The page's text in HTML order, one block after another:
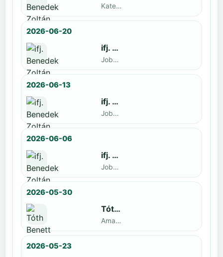
Kategoria1 neve · döntős: Lajkó Hunor
2026-06-20
ifj. Benedek Zoltán
Jobbak · döntős: Szatmári István
2026-06-13
ifj. Benedek Zoltán
Jobbak · döntős: Kende Mátyás
2026-06-06
ifj. Benedek Zoltán
Jobbak · döntős: Marko Novkov
2026-05-30
Tóth Benett
Amatőr · döntős: ifj. Benedek Zoltán
2026-05-23